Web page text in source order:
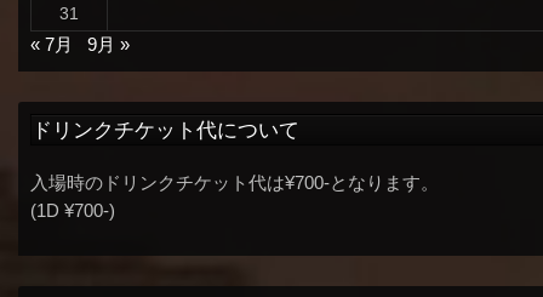
31
« 7月
9月 »
ドリンクチケット代について
入場時のドリンクチケット代は¥700-となります。
(1D ¥700-)